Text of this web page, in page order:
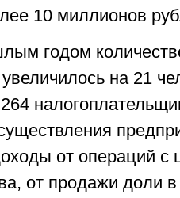
10 миллионов
годом
на 21
от операций
от продажи доли